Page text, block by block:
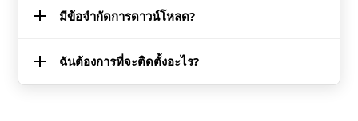
มันกับของฉัน iPhone และโน๊ตบุ๊คโดยที่ไม่มีปัญหาอะไร
เย้! ทำงานสำหรับทั้งสองเรื่องราวและปอร์ตไลท์องเนื้อหา
จะให้ดูอะไรหน่อยเป็นเพื่อนกันทีหลัง จริงสะดวกเมื่อคุณพบ
อะไรเจ๋งๆด้วยฮะ
มีข้อจำกัดการดาวน์โหลด?
ยังตีไม่มีกำแพงเมือรึยัง! ผมดาวน์โหลดข้อมูลอาจจะหลาย
ฉันต้องการที่จะติดตั้งอะไร?